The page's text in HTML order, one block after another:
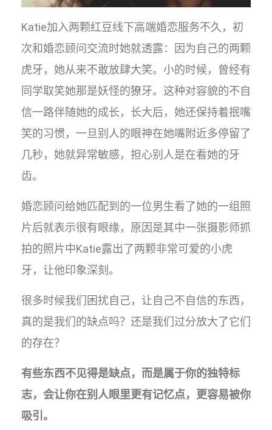
Katie加入两颗红豆线下高端婚恋服务不久，初
次和婚恋顾问交流时她就透露：因为自己的两颗
虎牙，她从来不敢放肆大笑。小的时候，曾经有
同学取笑她那是妖怪的獠牙。这种对容貌的不自
信一路伴随她的成长，长大后，她还保持着抿嘴
笑的习惯，一旦别人的眼神在她嘴附近多停留了
几秒，她就异常敏感，担心别人是在看她的牙
齿。
婚恋顾问给她匹配到的一位男生看了她的一组照
片后就表示很有眼缘，原因是其中一张摄影师抓
拍的照片中Katie露出了两颗非常可爱的小虎
牙，让他印象深刻。
很多时候我们困扰自己，让自己不自信的东西，
真的是我们的缺点吗？还是我们过分放大了它们
的存在？
有些东西不见得是缺点，而是属于你的独特标
志，会让你在别人眼里更有记忆点，更容易被你
吸引。